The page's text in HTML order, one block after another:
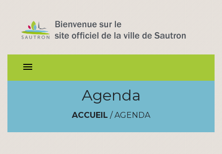
menu
Agenda
ACCUEIL /AGENDA